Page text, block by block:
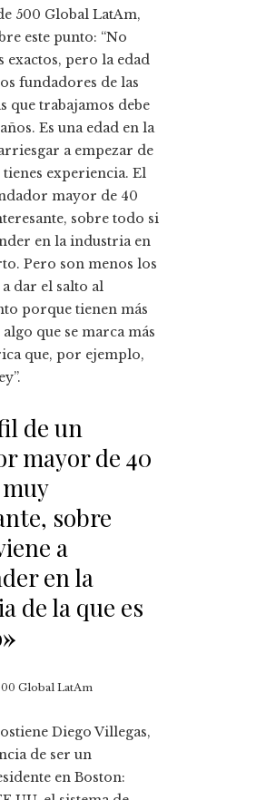
500 Global LatAm,
este punto: “No
exactos, pero la edad
fundadores de las
que trabajamos debe
Es una edad en la
a empezar de
tienes experiencia. El
mayor de 40
sobre todo si
en la industria en
Pero son menos los
dar el salto al
porque tienen más
que se marca más
que, por ejemplo,
de un
mayor de 40
sobre
a
en la
de la que es
»
Global LatAm
Diego Villegas,
de ser un
en Boston: